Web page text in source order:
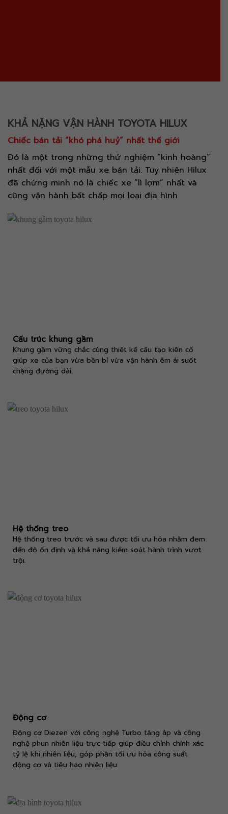
KHẢ NẶNG VẬN HÀNH TOYOTA HILUX
Chiếc bán tải “khó phá huỷ” nhất thế giới
Đó là một trong những thử nghiệm “kinh hoàng”
nhất đối với một mẫu xe bán tải. Tuy nhiên Hilux
đã chứng minh nó là chiếc xe “lì lợm” nhất và
cũng vận hành bất chấp mọi loại địa hình
Cấu trúc khung gầm
Khung gầm vững chắc cùng thiết kế cấu tạo kiên cố
giúp xe của bạn vừa bền bỉ vừa vận hành êm ái suốt
chặng đường dài.
Hệ thống treo
Hệ thống treo trước và sau được tối ưu hóa nhằm đem
đến độ ổn định và khả năng kiểm soát hành trình vượt
trội.
Động cơ
Động cơ Diezen với công nghệ Turbo tăng áp và công
nghệ phun nhiên liệu trực tiếp giúp điều chỉnh chính xác
tỷ lệ khi nhiên liệu, góp phần tối ưu hóa công suất
động cơ và tiêu hao nhiên liệu.